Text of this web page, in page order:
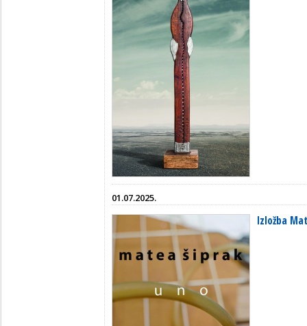
01.07.2025.
Izložba